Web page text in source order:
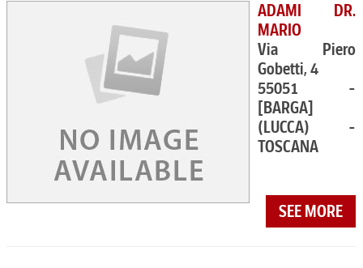
ADAMI DR.
MARIO
Via Piero
Gobetti, 4
55051 -
[BARGA]
(LUCCA) -
TOSCANA
SEE MORE